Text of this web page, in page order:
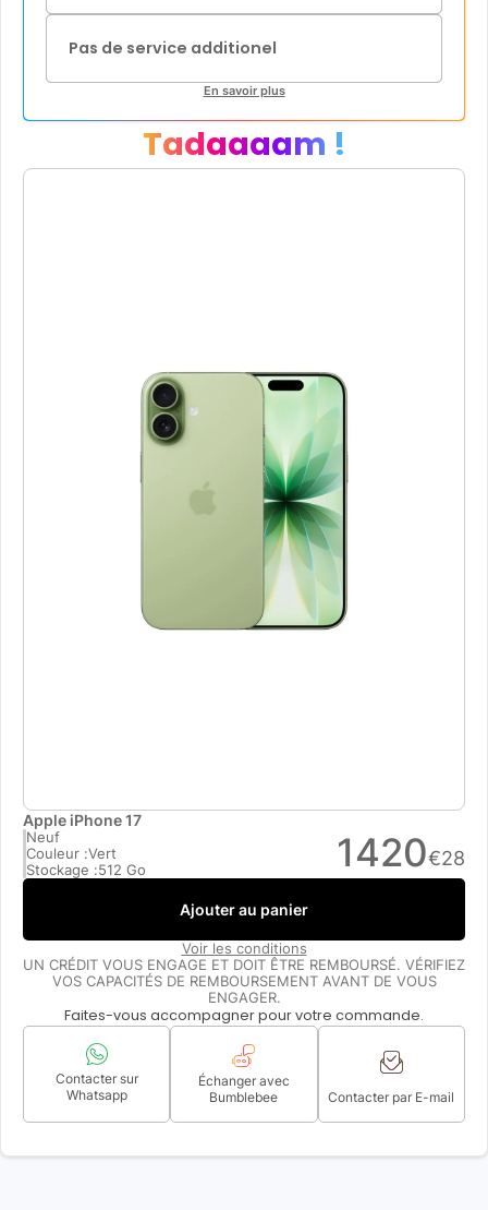
Pas de service additionel
En savoir plus
Tadaaaam !
Apple iPhone 17
Neuf
Couleur :Vert
Stockage :512 Go 1420€28
Ajouter au panier
Voir les conditions
UN CRÉDIT VOUS ENGAGE ET DOIT ÊTRE REMBOURSÉ. VÉRIFIEZ
VOS CAPACITÉS DE REMBOURSEMENT AVANT DE VOUS
ENGAGER.
Faites-vous accompagner pour votre commande.
Contacter sur
Whatsapp
Échanger avec
Bumblebee
Contacter par E-mail